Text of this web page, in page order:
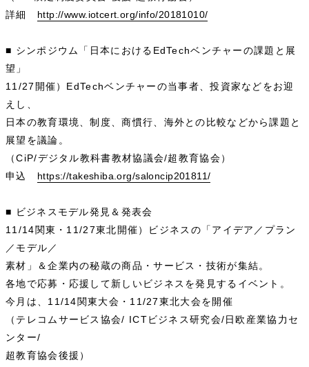
詳細 http://www.iotcert.org/info/20181010/
■ シンポジウム「日本におけるEdTechベンチャーの課題と展
望」
11/27開催）EdTechベンチャーの当事者、投資家などをお迎
えし、
日本の教育環境、制度、商慣行、海外との比較などから課題と
展望を議論。
（CiP/デジタル教科書教材協議会/超教育協会）
申込 https://takeshiba.org/saloncip201811/
■ ビジネスモデル発見＆発表会
11/14関東・11/27東北開催）ビジネスの「アイデア／プラン
／モデル／
素材」＆企業内の秘蔵の商品・サービス・技術が集結。
各地で応募・応援して新しいビジネスを発見するイベント。
今月は、11/14関東大会・11/27東北大会を開催
（テレコムサービス協会/ ICTビジネス研究会/日欧産業協力セ
ンター/
超教育協会後援）